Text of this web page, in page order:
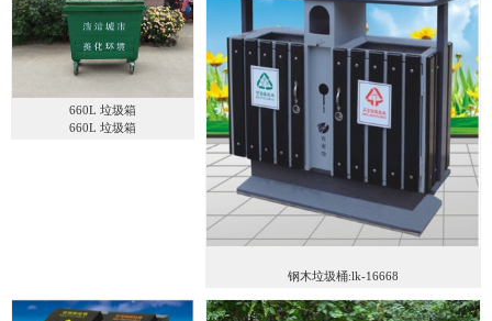
660L 垃圾箱
660L 垃圾箱
钢木垃圾桶:lk-16668